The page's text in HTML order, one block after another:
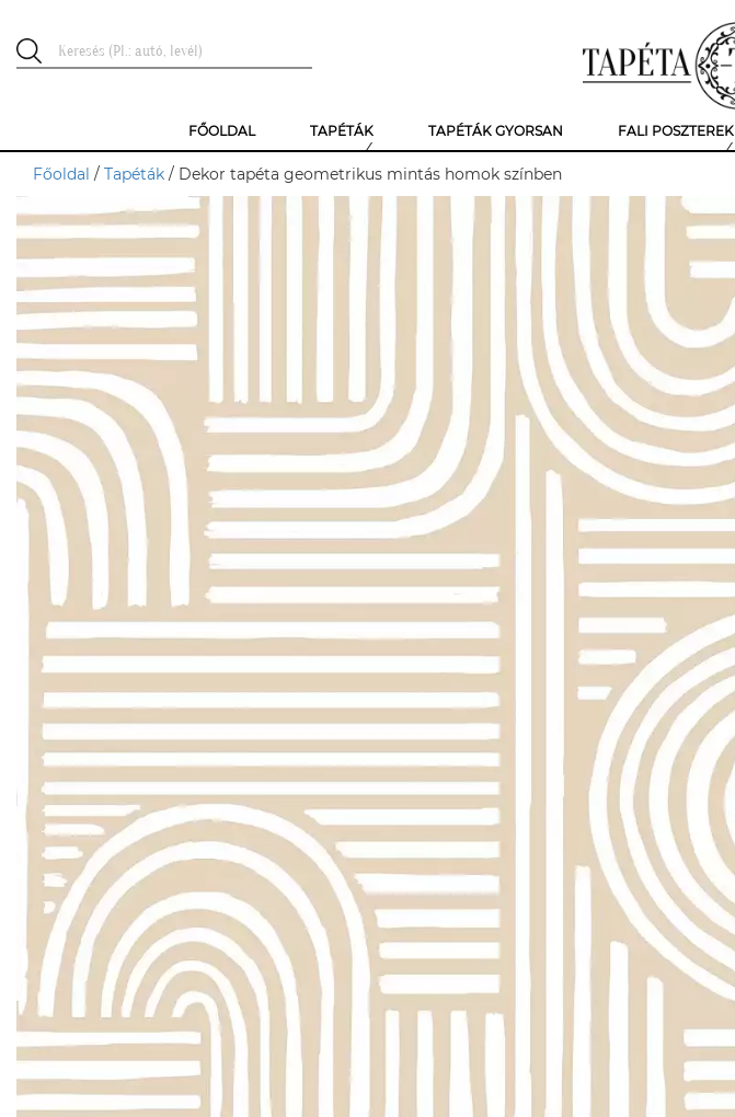
FŐOLDAL TAPÉTÁK TAPÉTÁK GYORSAN FALI POSZTEREK
Főoldal / Tapéták / Dekor tapéta geometrikus mintás homok színben